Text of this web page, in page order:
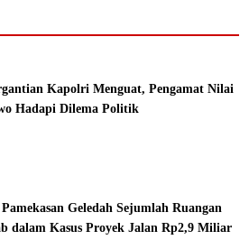
Kapolri Menguat, Pengamat Nilai
Hadapi Dilema Politik
Geledah Sejumlah Ruangan
dalam Kasus Proyek Jalan Rp2,9 Miliar